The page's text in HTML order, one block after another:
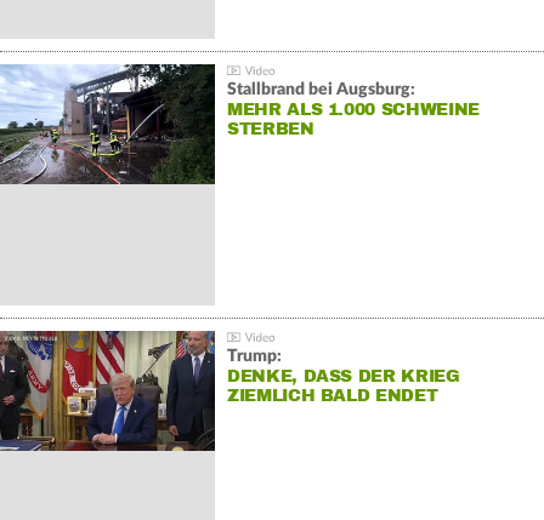
Stallbrand bei Augsburg:
MEHR ALS 1.000 SCHWEINE
STERBEN
Trump:
DENKE, DASS DER KRIEG
ZIEMLICH BALD ENDET